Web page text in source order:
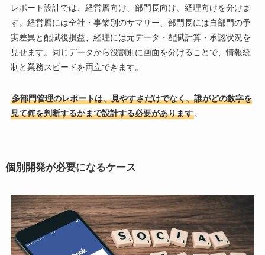
レポート設計では、経営層向け、部門長向け、経理向けを分けま
す。経営層には全社・事業別のサマリー、部門長には自部門の予
実差異と配賦後損益、経理には元データ・配賦計算・承認状況を
見せます。同じデータから役割別に画面を分けることで、情報統
制と業務スピードを両立できます。
多部門管理のレポートは、見やすさだけでなく、誰がどの数字を
見て何を判断するかまで設計する必要があります。
個別開発が必要になるケース